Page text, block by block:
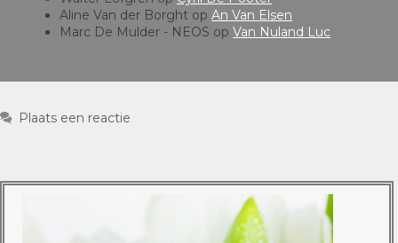
Aline Van der Borght op An Van Elsen
Marc De Mulder - NEOS op Van Nuland Luc
Plaats een reactie